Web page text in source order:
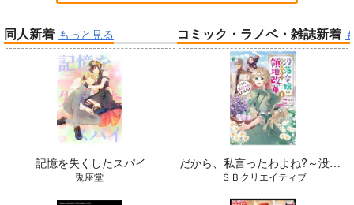
帝国機神ヴォルカミオン 2 ふかふかダンジョン攻略記 19
アイドルマスター ミリオンラ
イブ！ 黄泉のツガイ
同人新着 もっと見る
記憶を失くしたスパイ
兎座堂
コミック・ラノベ・雑誌新着
だから、私言ったわよね?～没落令嬢の案外楽しい領地改革～ コミック 1
ＳＢクリエイティブ